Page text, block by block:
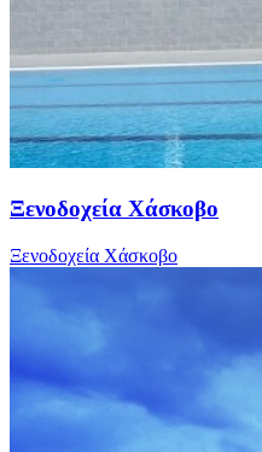
Ξενοδοχεία Χάσκοβο
Ξενοδοχεία Χάσκοβο